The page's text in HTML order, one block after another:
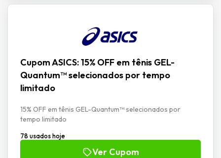
Cupom ASICS: 15% OFF em tênis GEL-
Quantum™ selecionados por tempo
limitado
15% OFF em tênis GEL-Quantum™ selecionados por
tempo limitado
78 usados hoje
Ver Cupom